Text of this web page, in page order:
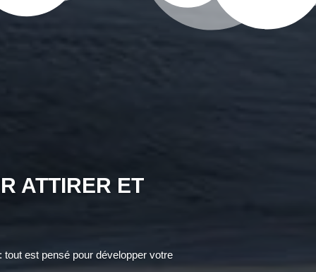
ATTIRER ET
est pensé pour développer votre